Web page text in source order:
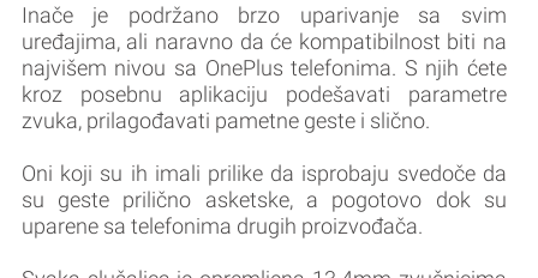
Inače je podržano brzo uparivanje sa svim
uređajima, ali naravno da će kompatibilnost biti na
najvišem nivou sa OnePlus telefonima. S njih ćete
kroz posebnu aplikaciju podešavati parametre
zvuka, prilagođavati pametne geste i slično.
Oni koji su ih imali prilike da isprobaju svedoče da
su geste prilično asketske, a pogotovo dok su
uparene sa telefonima drugih proizvođača.